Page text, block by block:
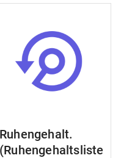
Ruhengehalt.
(Ruhengehaltsliste